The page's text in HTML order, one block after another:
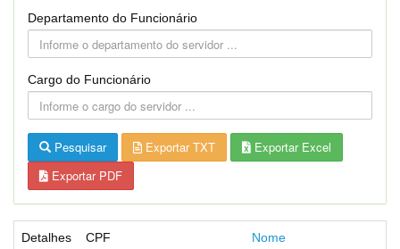
Departamento do Funcionário
Cargo do Funcionário
Pesquisar Exportar TXT
Exportar Excel
Exportar PDF
Detalhes CPF Nome